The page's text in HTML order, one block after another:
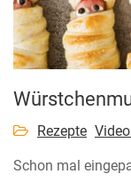
Rezepte
Schon mal